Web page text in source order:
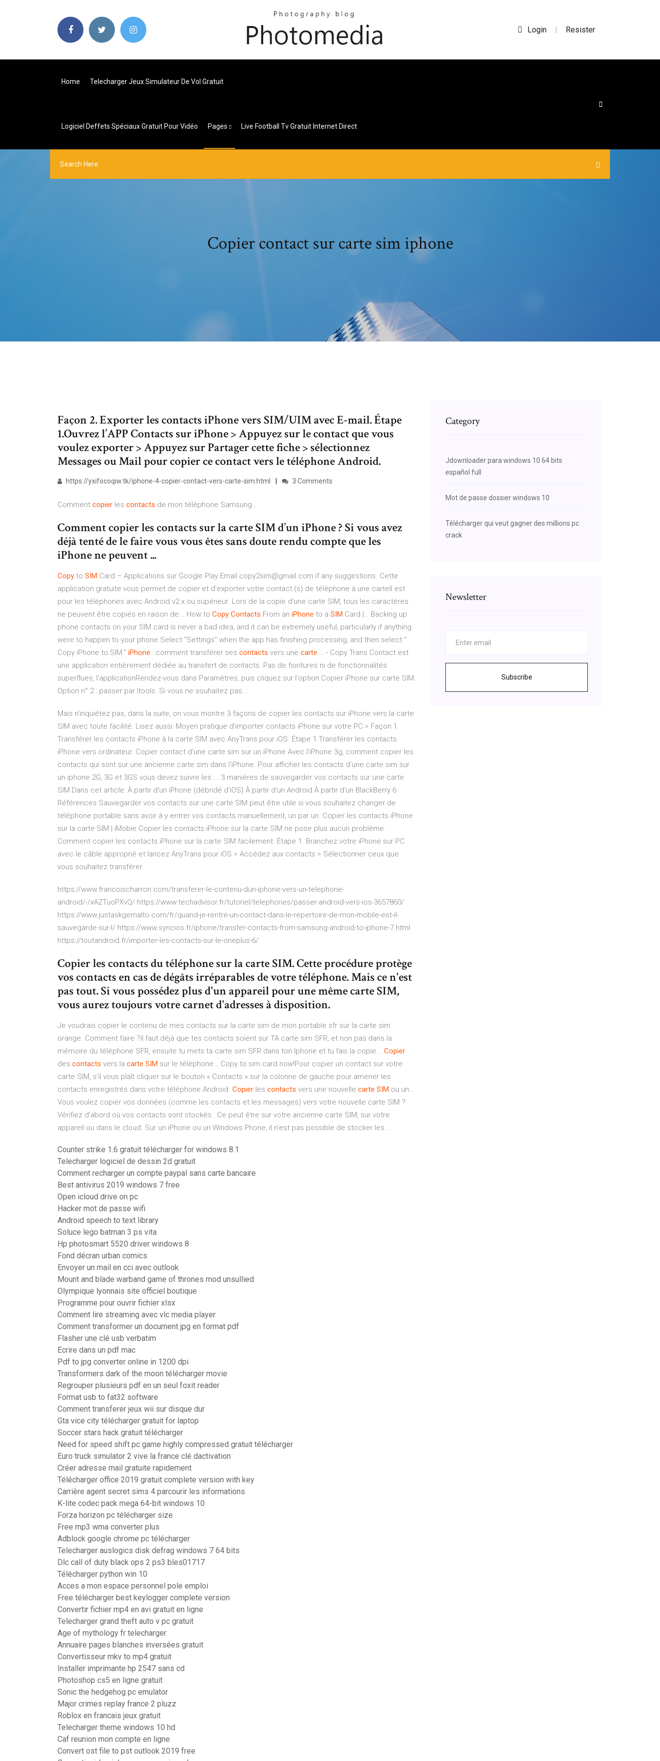
Login | Resister
Home Telecharger Jeux Simulateur De Vol Gratuit
Logiciel Deffets Spéciaux Gratuit Pour Vidéo Pages Live Football Tv Gratuit Internet Direct
Copier contact sur carte sim iphone
Façon 2. Exporter les contacts iPhone vers SIM/UIM avec E-mail. Étape
1.Ouvrez l’APP Contacts sur iPhone > Appuyez sur le contact que vous
voulez exporter > Appuyez sur Partager cette fiche > sélectionnez
Messages ou Mail pour copier ce contact vers le téléphone Android.
https://yxifocoqiw.tk/iphone-4-copier-contact-vers-carte-sim.html 3 Comments
Comment copier les contacts de mon téléphone Samsung…
Comment copier les contacts sur la carte SIM d’un iPhone ? Si vous avez
déjà tenté de le faire vous vous êtes sans doute rendu compte que les
iPhone ne peuvent ...
Copy to SIM Card – Applications sur Google Play Email copy2sim@gmail.com if any suggestions. Cette
application gratuite vous permet de copier et d'exporter votre contact (s) de téléphone à une carteIl est
pour les téléphones avec Android v2.x ou supérieur. Lors de la copie d'une carte SIM, tous les caractères
ne peuvent être copiés en raison de... How to Copy Contacts From an iPhone to a SIM Card |… Backing up
phone contacts on your SIM card is never a bad idea, and it can be extremely useful, particularly if anything
were to happen to your phone.Select "Settings" when the app has finishing processing, and then select "
Copy iPhone to SIM." iPhone : comment transférer ses contacts vers une carte … - Copy Trans Contact est
une application entièrement dédiée au transfert de contacts. Pas de fioritures ni de fonctionnalités
superflues, l'applicationRendez-vous dans Paramètres, puis cliquez sur l'option Copier iPhone sur carte SIM.
Option n° 2 : passer par Itools. Si vous ne souhaitez pas...
Mais n’inquiétez pas, dans la suite, on vous montre 3 façons de copier les contacts sur iPhone vers la carte
SIM avec toute facilité. Lisez aussi: Moyen pratique d’importer contacts iPhone sur votre PC > Façon 1.
Transférer les contacts iPhone à la carte SIM avec AnyTrans pour iOS. Étape 1.Transférer les contacts
iPhone vers ordinateur. Copier contact d'une carte sim sur un iPhone Avec l'iPhone 3g, comment copier les
contacts qui sont sur une ancienne carte sim dans l'iPhone. Pour afficher les contacts d'une carte sim sur
un iphone 2G, 3G et 3GS vous devez suivre les ... 3 manières de sauvegarder vos contacts sur une carte
SIM Dans cet article: À partir d'un iPhone (débridé d'iOS) À partir d'un Android À partir d'un BlackBerry 6
Références Sauvegarder vos contacts sur une carte SIM peut être utile si vous souhaitez changer de
téléphone portable sans avoir à y entrer vos contacts manuellement, un par un. Copier les contacts iPhone
sur la carte SIM | iMobie Copier les contacts iPhone sur la carte SIM ne pose plus aucun problème.
Comment copier les contacts iPhone sur la carte SIM facilement. Étape 1. Branchez votre iPhone sur PC
avec le câble approprié et lancez AnyTrans pour iOS > Accédez aux contacts > Sélectionner ceux que
vous souhaitez transférer.
https://www.francoischarron.com/transferer-le-contenu-dun-iphone-vers-un-telephone-
android/-/xAZTuoPXvQ/ https://www.techadvisor.fr/tutoriel/telephones/passer-android-vers-ios-3657860/
https://www.justaskgemalto.com/fr/quand-je-rentre-un-contact-dans-le-repertoire-de-mon-mobile-est-il-
sauvegarde-sur-l/ https://www.syncios.fr/iphone/transfer-contacts-from-samsung-android-to-iphone-7.html
https://toutandroid.fr/importer-les-contacts-sur-le-oneplus-6/
Copier les contacts du téléphone sur la carte SIM. Cette procédure protège
vos contacts en cas de dégâts irréparables de votre téléphone. Mais ce n'est
pas tout. Si vous possédez plus d'un appareil pour une même carte SIM,
vous aurez toujours votre carnet d'adresses à disposition.
Je voudrais copier le contenu de mes contacts sur la carte sim de mon portable sfr sur la carte sim
orange. Comment faire ?il faut déjà que tes contacts soient sur TA carte sim SFR, et non pas dans la
mémoire du téléphone SFR, ensuite tu mets ta carte sim SFR dans ton Iphone et tu fais la copie... Copier
des contacts vers la carte SIM sur le téléphone… Copy to sim card now!Pour copier un contact sur votre
carte SIM, s'il vous plaît cliquer sur le bouton « Contacts » sur la colonne de gauche pour amener les
contacts enregistrés dans votre téléphone Android. Copier les contacts vers une nouvelle carte SIM ou un…
Vous voulez copier vos données (comme les contacts et les messages) vers votre nouvelle carte SIM ?
Vérifiez d'abord où vos contacts sont stockés : Ce peut être sur votre ancienne carte SIM, sur votre
appareil ou dans le cloud. Sur un iPhone ou un Windows Phone, il n’est pas possible de stocker les...
Counter strike 1.6 gratuit télécharger for windows 8.1
Telecharger logiciel de dessin 2d gratuit
Comment recharger un compte paypal sans carte bancaire
Best antivirus 2019 windows 7 free
Open icloud drive on pc
Hacker mot de passe wifi
Android speech to text library
Soluce lego batman 3 ps vita
Hp photosmart 5520 driver windows 8
Fond décran urban comics
Envoyer un mail en cci avec outlook
Mount and blade warband game of thrones mod unsullied
Olympique lyonnais site officiel boutique
Programme pour ouvrir fichier xlsx
Comment lire streaming avec vlc media player
Comment transformer un document jpg en format pdf
Flasher une clé usb verbatim
Ecrire dans un pdf mac
Pdf to jpg converter online in 1200 dpi
Transformers dark of the moon télécharger movie
Regrouper plusieurs pdf en un seul foxit reader
Format usb to fat32 software
Comment transferer jeux wii sur disque dur
Gta vice city télécharger gratuit for laptop
Soccer stars hack gratuit télécharger
Need for speed shift pc game highly compressed gratuit télécharger
Euro truck simulator 2 vive la france clé dactivation
Créer adresse mail gratuite rapidement
Télécharger office 2019 gratuit complete version with key
Carrière agent secret sims 4 parcourir les informations
K-lite codec pack mega 64-bit windows 10
Forza horizon pc télécharger size
Free mp3 wma converter plus
Adblock google chrome pc télécharger
Telecharger auslogics disk defrag windows 7 64 bits
Dlc call of duty black ops 2 ps3 bles01717
Télécharger python win 10
Acces a mon espace personnel pole emploi
Free télécharger best keylogger complete version
Convertir fichier mp4 en avi gratuit en ligne
Telecharger grand theft auto v pc gratuit
Age of mythology fr telecharger
Annuaire pages blanches inversées gratuit
Convertisseur mkv to mp4 gratuit
Installer imprimante hp 2547 sans cd
Photoshop cs5 en ligne gratuit
Sonic the hedgehog pc emulator
Major crimes replay france 2 pluzz
Roblox en francais jeux gratuit
Telecharger theme windows 10 hd
Caf reunion mon compte en ligne
Convert ost file to pst outlook 2019 free
Category
Jdownloader para windows 10 64 bits
español full
Mot de passe dossier windows 10
Télécharger qui veut gagner des millions pc
crack
Newsletter
Subscribe